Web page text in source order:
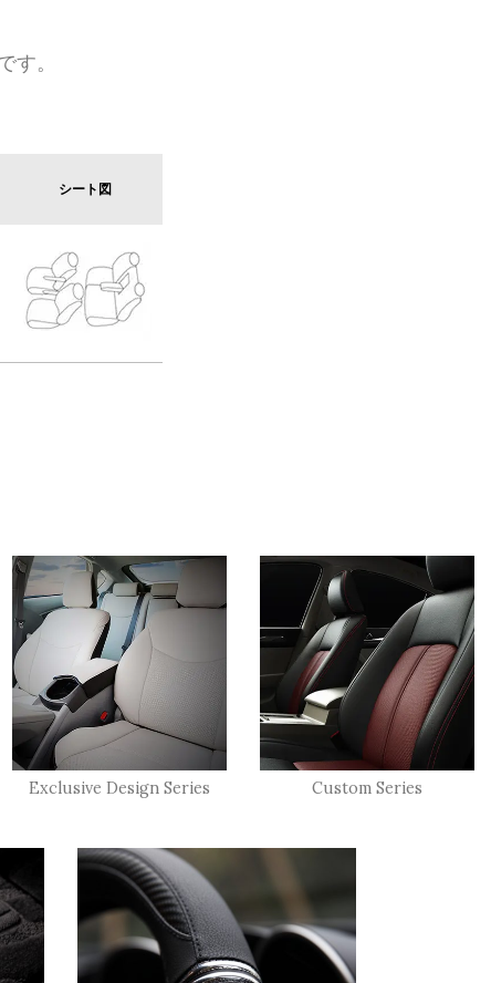
。
シート図
Exclusive Design Series Custom Series